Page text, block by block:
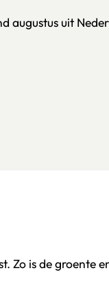
augustus uit
Zo is de groente